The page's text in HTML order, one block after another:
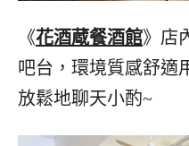
《花酒蔵餐酒館》店
吧台，環境質感舒適
放鬆地聊天小酌~